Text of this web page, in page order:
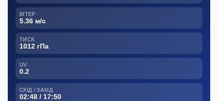
ВІТЕР
5.36 м/с
ТИСК
1012 гПа
UV
0.2
СХІД / ЗАХІД
02:48 / 17:50